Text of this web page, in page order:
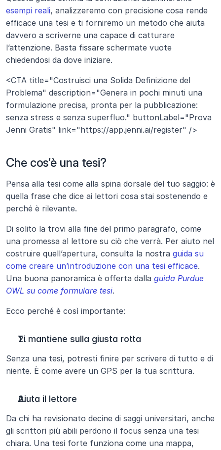
esempi reali, analizzeremo con precisione cosa rende
efficace una tesi e ti forniremo un metodo che aiuta
davvero a scriverne una capace di catturare
l’attenzione. Basta fissare schermate vuote
chiedendosi da dove iniziare.
<CTA title="Costruisci una Solida Definizione del
Problema" description="Genera in pochi minuti una
formulazione precisa, pronta per la pubblicazione:
senza stress e senza superfluo." buttonLabel="Prova
Jenni Gratis" link="https://app.jenni.ai/register" />
Che cos’è una tesi?
Pensa alla tesi come alla spina dorsale del tuo saggio: è
quella frase che dice ai lettori cosa stai sostenendo e
perché è rilevante.
Di solito la trovi alla fine del primo paragrafo, come
una promessa al lettore su ciò che verrà. Per aiuto nel
costruire quell’apertura, consulta la nostra guida su
come creare un’introduzione con una tesi efficace.
Una buona panoramica è offerta dalla guida Purdue
OWL su come formulare tesi.
Ecco perché è così importante:
Ti mantiene sulla giusta rotta
Senza una tesi, potresti finire per scrivere di tutto e di
niente. È come avere un GPS per la tua scrittura.
Aiuta il lettore
Da chi ha revisionato decine di saggi universitari, anche
gli scrittori più abili perdono il focus senza una tesi
chiara. Una tesi forte funziona come una mappa,